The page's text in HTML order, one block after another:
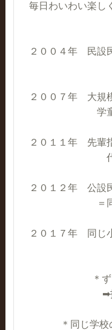
毎日わいわい楽し
２００４年 民設
２００７年 大規
学
２０１１年 先輩
２０１２年 公設
＝
２０１７年 同じ
＊
➡
＊同じ学